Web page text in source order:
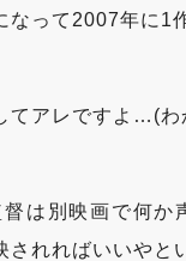
って2007年に1
てアレですよ…(わ
別映画で何か
れればいいやと